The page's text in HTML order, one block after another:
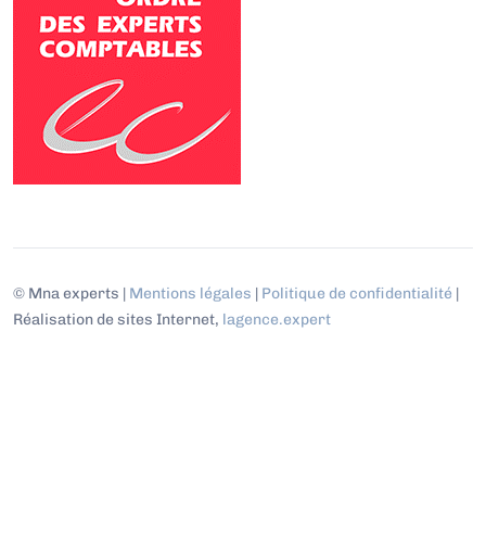
© Mna experts | Mentions légales | Politique de confidentialité |
Réalisation de sites Internet, lagence.expert